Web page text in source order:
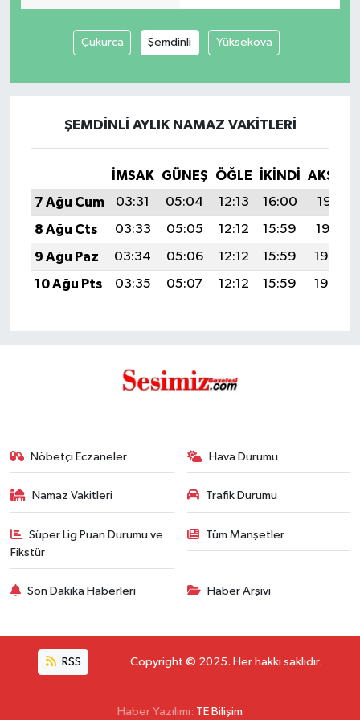
Çukurca Şemdinli Yüksekova
ŞEMDINLI AYLIK NAMAZ VAKITLERI
İMSAK GÜNEŞ ÖĞLE İKINDI
AKŞAM
7 Ağu Cum
03:31 05:04 12:13 16:00
19:11
8 Ağu Cts
03:33 05:05 12:12 15:59
19:10
9 Ağu Paz
03:34 05:06 12:12 15:59
19:09
10 Ağu Pts
03:35 05:07 12:12 15:59 19:08
Nöbetçi Eczaneler Hava Durumu
Namaz Vakitleri Trafik Durumu
Süper Lig Puan Durumu ve
Fikstür
Tüm Manşetler
Son Dakika Haberleri Haber Arşivi
RSS Copyright © 2025. Her hakkı saklıdır.
Haber Yazılımı: TE Bilişim